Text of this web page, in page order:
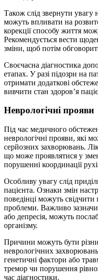
Також слід звернути увагу
можуть впливати на
корекції способу життя
Рекомендується вести
зміни, щоб потім
Своєчасна діагностика
етапах. У разі підозри на
отримати додаткові
вивчити стан здоров’я
Неврологічні прояви
Під час медичного
неврологічні прояви, які
серйозних захворювань.
що може проявлятися у
порушенні координації
Особливу увагу слід
пацієнта. Ознаки змін
поведінці можуть
проблеми. Важливо
або депресія, можуть
організму.
Причини можуть бути
неврологічних
генетичні фактори або
тремор чи порушення
час діагностики.